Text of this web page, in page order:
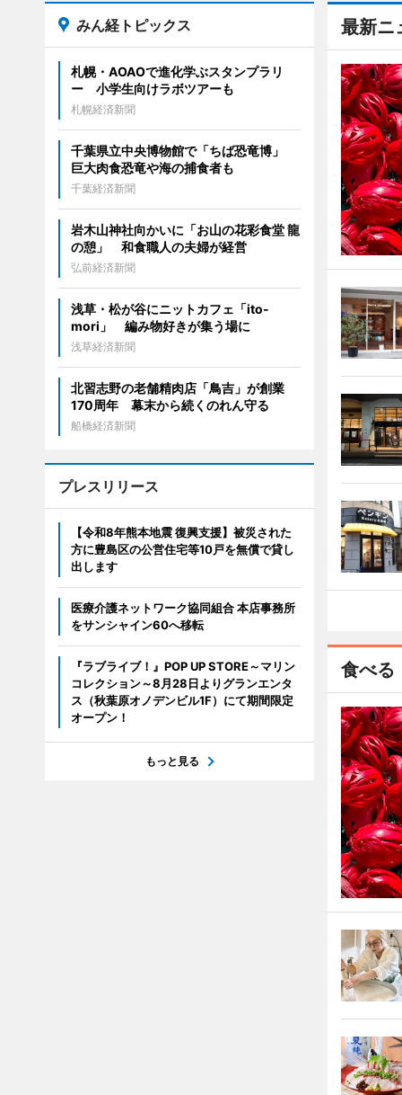
最新ニ
食べる
みん経トピックス
札幌・AOAOで進化学ぶスタンプラリ
ー 小学生向けラボツアーも
札幌経済新聞
千葉県立中央博物館で「ちば恐竜博」
巨大肉食恐竜や海の捕食者も
千葉経済新聞
岩木山神社向かいに「お山の花彩食堂 龍
の憩」 和食職人の夫婦が経営
弘前経済新聞
浅草・松が谷にニットカフェ「ito-
mori」 編み物好きが集う場に
浅草経済新聞
北習志野の老舗精肉店「鳥吉」が創業
170周年 幕末から続くのれん守る
船橋経済新聞
プレスリリース
【令和8年熊本地震 復興支援】被災された
方に豊島区の公営住宅等10戸を無償で貸し
出します
医療介護ネットワーク協同組合 本店事務所
をサンシャイン60へ移転
『ラブライブ！』POP UP STORE～マリン
コレクション～8月28日よりグランエンタ
ス（秋葉原オノデンビル1F）にて期間限定
オープン！
もっと見る